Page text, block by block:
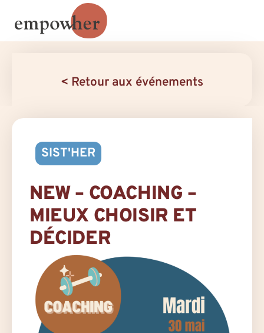
< Retour aux événements
SIST'HER
NEW – COACHING –
MIEUX CHOISIR ET
DÉCIDER